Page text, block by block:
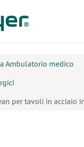
Ambulatorio medico
per tavoli in acciaio